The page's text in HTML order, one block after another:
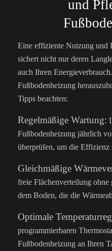
und
Eine effiziente Nutzung und
sichert nicht nur deren
auch Ihren
Fußbodenheizung
Tipps beachten:
Regelmäßige Wartung:
Fußbodenheizung jährlich
überprüfen, um die Effizienz
Gleichmäßige
freie Flächenverteilung
dem Boden, die die
Optimale
programmierbaren
Fußbodenheizung an Ihren